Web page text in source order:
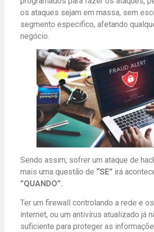
os ataques sejam em massa, sem
segmento especifico, afetando
negócio.
Sendo assim, sofrer um ataque de
mais uma questão de “SE” irá
”QUANDO”.
Ter um firewall controlando a rede e
internet, ou um antivírus atualizado já
suficiente para proteger as